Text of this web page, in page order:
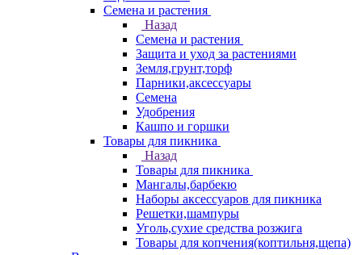
Семена и растения
Назад
Семена и растения
Защита и уход за растениями
Земля,грунт,торф
Парники,аксессуары
Семена
Удобрения
Кашпо и горшки
Товары для пикника
Назад
Товары для пикника
Мангалы,барбекю
Наборы аксессуаров для пикника
Решетки,шампуры
Уголь,сухие средства розжига
Товары для копчения(коптильня,щепа)